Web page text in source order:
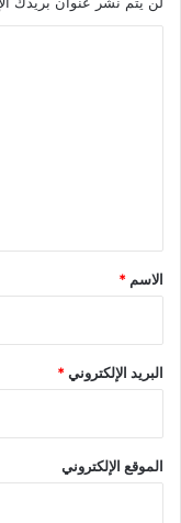
*
الاسم *
البريد الإلكتروني*
الموقع الإلكتروني